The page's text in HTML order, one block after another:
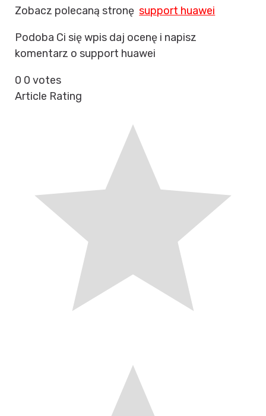
Zobacz polecaną stronę support huawei
Podoba Ci się wpis daj ocenę i napisz
komentarz o support huawei
0 0 votes
Article Rating